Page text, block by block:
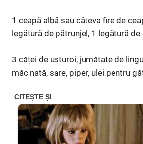
1 ceapă albă sau câteva fire de
legătură de pătrunjel, 1 legătură de
3 căței de usturoi, jumătate de
măcinată, sare, piper, ulei pentru